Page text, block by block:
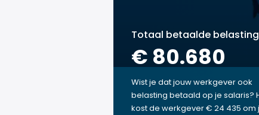
Totaal betaalde belasting
€ 80.680
Wist je dat jouw werkgever ook
belasting betaald op je salaris?
kost de werkgever € 24 435 om